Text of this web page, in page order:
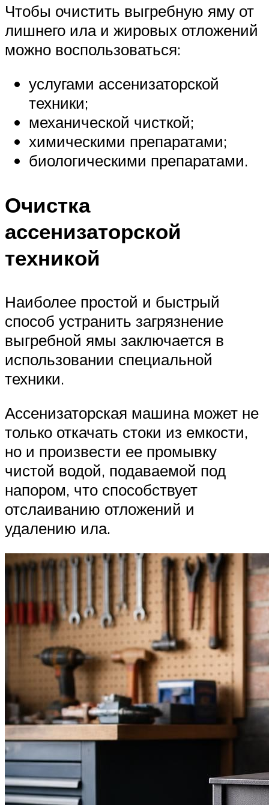
Чтобы очистить выгребную яму от
лишнего ила и жировых отложений
можно воспользоваться:
услугами ассенизаторской
техники;
механической чисткой;
химическими препаратами;
биологическими препаратами.
Очистка
ассенизаторской
техникой
Наиболее простой и быстрый
способ устранить загрязнение
выгребной ямы заключается в
использовании специальной
техники.
Ассенизаторская машина может не
только откачать стоки из емкости,
но и произвести ее промывку
чистой водой, подаваемой под
напором, что способствует
отслаиванию отложений и
удалению ила.